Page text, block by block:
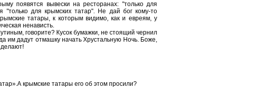
появятся вывески на ресторанах: "только для
"только для крымских татар". Не дай бог кому-то
татары, к которым видимо, как и евреям, у
ненависть.
говорите? Кусок бумажки, не стоящий чернил
им дадут отмашку начать Хрустальную Ночь. Боже,
крымские татары его об этом просили?